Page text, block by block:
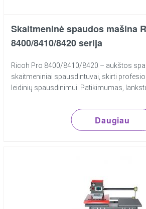
Skaitmeninė spaudos mašina
8400/8410/8420 serija
Ricoh Pro 8400/8410/8420 – aukštos
skaitmeniniai spausdintuvai, skirti
leidinių spausdinimui. Patikimumas,
Daugiau